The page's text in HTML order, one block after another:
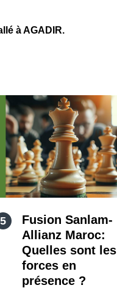
à AGADIR.
Fusion Sanlam-
Allianz Maroc:
Quelles sont les
forces en
présence ?